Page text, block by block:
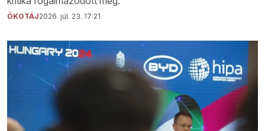
ÖKOTÁJ2026. júl. 23. 17:21